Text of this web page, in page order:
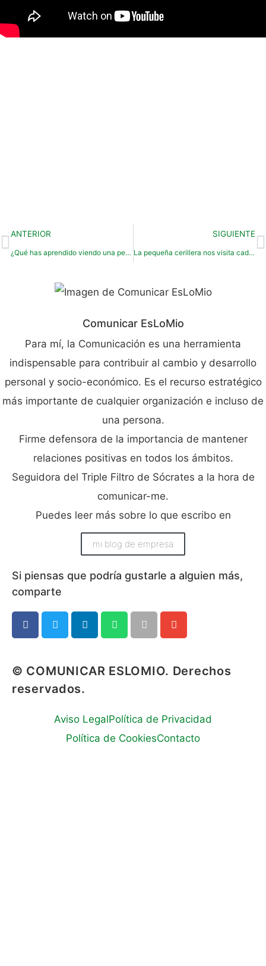
ANTERIOR
¿Qué has aprendido viendo una película?
SIGUIENTE
La pequeña cerillera nos visita cada año en Navidad.
Comunicar EsLoMio
Para mí, la Comunicación es una herramienta
indispensable para contribuir al cambio y desarrollo
personal y socio-económico. Es el recurso estratégico
más importante de cualquier organización e incluso de
una persona.
Firme defensora de la importancia de mantener
relaciones positivas en todos los ámbitos.
Seguidora del Triple Filtro de Sócrates a la hora de
comunicar-me.
Puedes leer más sobre lo que escribo en
mi blog de empresa
Si piensas que podría gustarle a alguien más,
comparte​
© COMUNICAR ESLOMIO. Derechos
reservados.
Aviso LegalPolítica de Privacidad
Política de CookiesContacto